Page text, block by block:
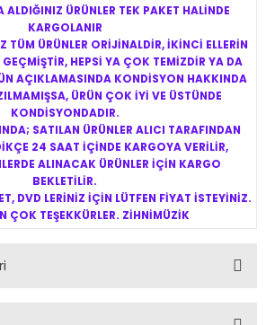
ALDIĞINIZ ÜRÜNLER TEK PAKET HALİNDE
KARGOLANIR
TÜM ÜRÜNLER ORİJİNALDİR, İKİNCİ ELLERİN
HEPSİ YA ÇOK TEMİZDİR YA DA
AÇIKLAMASINDA KONDİSYON HAKKINDA
ÜRÜN ÇOK İYİ VE ÜSTÜNDE
KONDİSYONDADIR.
SATILAN ÜRÜNLER ALICI TARAFINDAN
24 SAAT İÇİNDE KARGOYA VERİLİR,
ALINACAK ÜRÜNLER İÇİN KARGO
BEKLETİLİR.
DVD LERİNİZ İÇİN LÜTFEN FİYAT İSTEYİNİZ.
ÇOK TEŞEKKÜRLER. ZİHNİMÜZİK